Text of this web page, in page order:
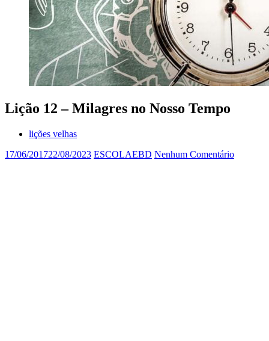
Lição 12 – Milagres no Nosso Tempo
lições velhas
17/06/201722/08/2023 ESCOLAEBD Nenhum Comentário